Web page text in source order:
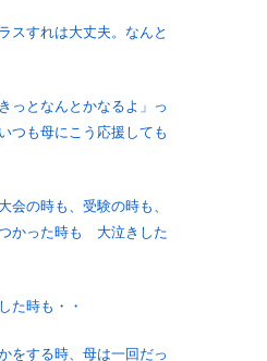
スすれは大丈夫。なんと
っとなんとかなるよ」っ
つも母にこう応援しても
の時も、受験の時も、
かった時も 大泣きした
た時も・・
をする時、母は一回だっ